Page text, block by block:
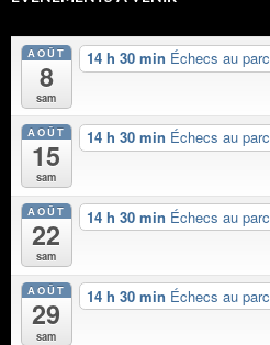
AOÛT
8
sam
14 h 30 min Échecs au parc
AOÛT
15
sam
14 h 30 min Échecs au parc
AOÛT
22
sam
14 h 30 min Échecs au parc
AOÛT
29
sam
14 h 30 min Échecs au parc